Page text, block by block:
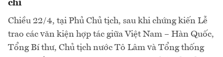
chí
Chiều 22/4, tại Phủ Chủ tịch, sau khi chứng kiến Lễ
trao các văn kiện hợp tác giữa Việt Nam – Hàn Quốc,
Tổng Bí thư, Chủ tịch nước Tô Lâm và Tổng thống